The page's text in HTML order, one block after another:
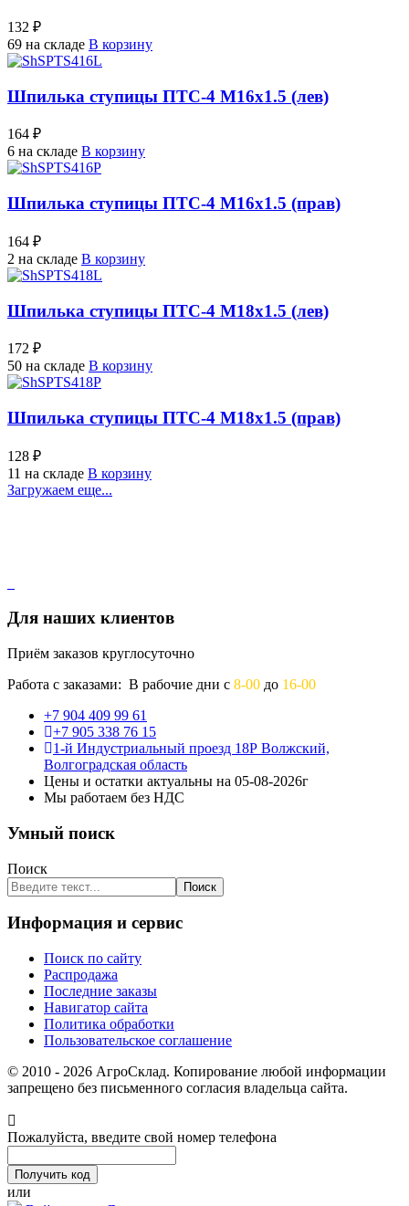
132 ₽
69 на складе В корзину
Шпилька ступицы ПТС-4 М16х1.5 (лев)
164 ₽
6 на складе В корзину
Шпилька ступицы ПТС-4 М16х1.5 (прав)
164 ₽
2 на складе В корзину
Шпилька ступицы ПТС-4 М18х1.5 (лев)
172 ₽
50 на складе В корзину
Шпилька ступицы ПТС-4 М18х1.5 (прав)
128 ₽
11 на складе В корзину
Загружаем еще...
Для наших клиентов
Приём заказов круглосуточно
Работа с заказами: В рабочие дни с 8-00 до 16-00
+7 904 409 99 61
+7 905 338 76 15
1-й Индустриальный проезд 18Р Волжский,
Волгоградская область
Цены и остатки актуальны на 05-08-2026г
Мы работаем без НДС
Умный поиск
Поиск
Поиск
Информация и сервис
Поиск по сайту
Распродажа
Последние заказы
Навигатор сайта
Политика обработки
Пользовательское соглашение
© 2010 - 2026 АгроСклад. Копирование любой информации
запрещено без письменного согласия владельца сайта.
Пожалуйста, введите свой номер телефона
или